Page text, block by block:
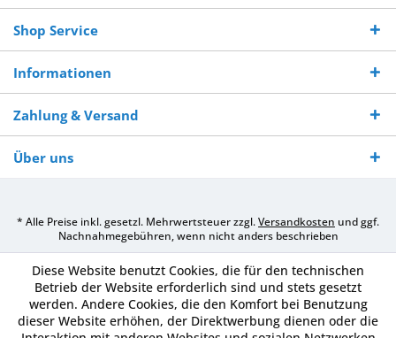
Shop Service
Informationen
Zahlung & Versand
Über uns
* Alle Preise inkl. gesetzl. Mehrwertsteuer zzgl.Versandkosten und ggf.
Nachnahmegebühren, wenn nicht anders beschrieben
Diese Website benutzt Cookies, die für den technischen
Betrieb der Website erforderlich sind und stets gesetzt
werden. Andere Cookies, die den Komfort bei Benutzung
dieser Website erhöhen, der Direktwerbung dienen oder die